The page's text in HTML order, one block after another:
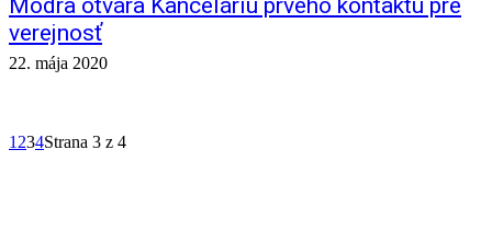
Modra otvára Kanceláriu prvého kontaktu pre
verejnosť
22. mája 2020
1 234Strana 3 z 4